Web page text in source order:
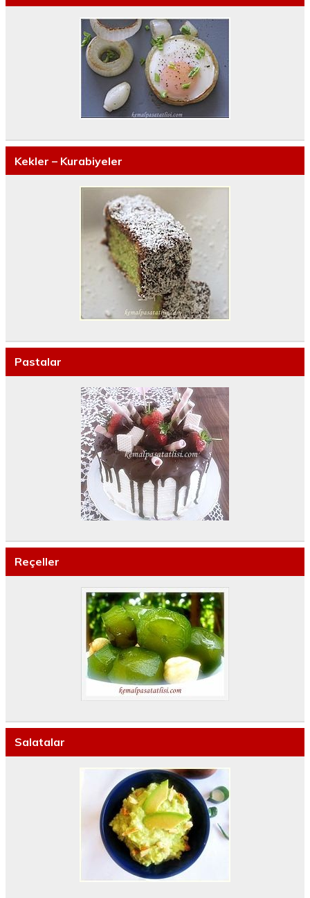
Kekler – Kurabiyeler
Pastalar
Reçeller
Salatalar